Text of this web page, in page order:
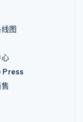
图
Press